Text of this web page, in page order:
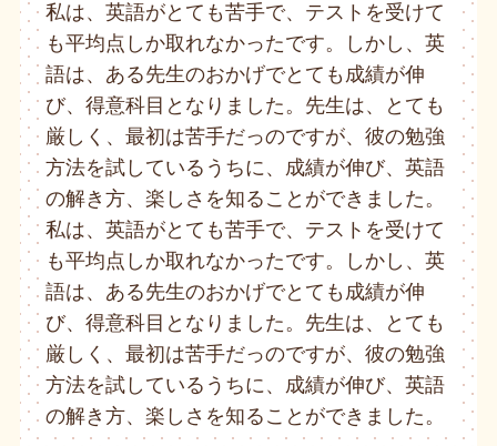
私は、英語がとても苦手で、テストを受けて
も平均点しか取れなかったです。しかし、英
語は、ある先生のおかげでとても成績が伸
び、得意科目となりました。先生は、とても
厳しく、最初は苦手だっのですが、彼の勉強
方法を試しているうちに、成績が伸び、英語
の解き方、楽しさを知ることができました。
私は、英語がとても苦手で、テストを受けて
も平均点しか取れなかったです。しかし、英
語は、ある先生のおかげでとても成績が伸
び、得意科目となりました。先生は、とても
厳しく、最初は苦手だっのですが、彼の勉強
方法を試しているうちに、成績が伸び、英語
の解き方、楽しさを知ることができました。